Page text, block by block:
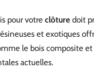
pour votre clôture doit
et exotiques
le bois composite
actuelles.